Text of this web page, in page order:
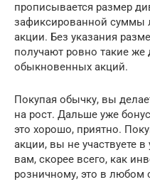
прописывается размер
зафиксированной суммы
акции. Без указания
получают ровно такие
обыкновенных акций.
Покупая обычку, вы
на рост. Дальше уже
это хорошо, приятно.
акции, вы не участвуете
вам, скорее всего, как
розничному, это в любом